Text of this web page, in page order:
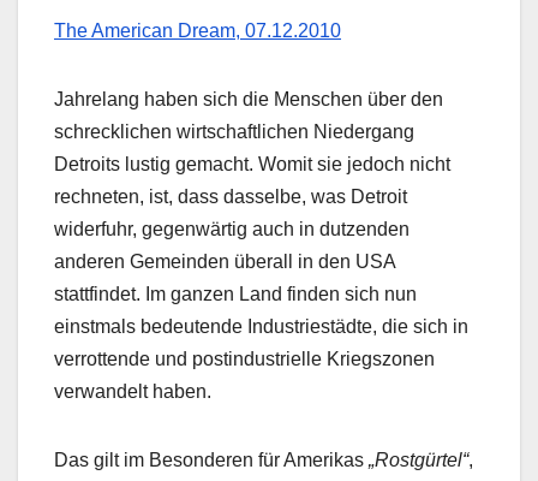
The American Dream, 07.12.2010
Jahrelang haben sich die Menschen über den
schrecklichen wirtschaftlichen Niedergang
Detroits lustig gemacht. Womit sie jedoch nicht
rechneten, ist, dass dasselbe, was Detroit
widerfuhr, gegenwärtig auch in dutzenden
anderen Gemeinden überall in den USA
stattfindet. Im ganzen Land finden sich nun
einstmals bedeutende Industriestädte, die sich in
verrottende und postindustrielle Kriegszonen
verwandelt haben.
Das gilt im Besonderen für Amerikas „Rostgürtel“,